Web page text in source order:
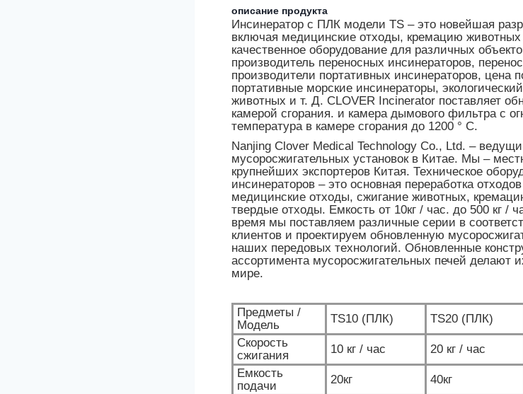
описание продукта
Инсинератор с ПЛК модели TS – это новейшая
включая медицинские отходы, кремацию
качественное оборудование для различных
производитель переносных инсинераторов,
производители портативных инсинераторов, цена
портативные морские инсинераторы,
животных и т. Д. CLOVER Incinerator поставляет
камерой сгорания. и камера дымового фильтра с
температура в камере сгорания до 1200 ° C.
Nanjing Clover Medical Technology Co., Ltd. –
мусоросжигательных установок в Китае. Мы –
крупнейших экспортеров Китая. Техническое
инсинераторов – это основная переработка
медицинские отходы, сжигание животных,
твердые отходы. Емкость от 10кг / час. до 500 кг /
время мы поставляем различные серии в
клиентов и проектируем обновленную
наших передовых технологий. Обновленные
ассортимента мусоросжигательных печей
мире.
Предметы /
Модель
TS10 (ПЛК) TS20 (ПЛК)
Скорость
сжигания
10 кг / час 20 кг / час
Емкость
подачи
20кг 40кг